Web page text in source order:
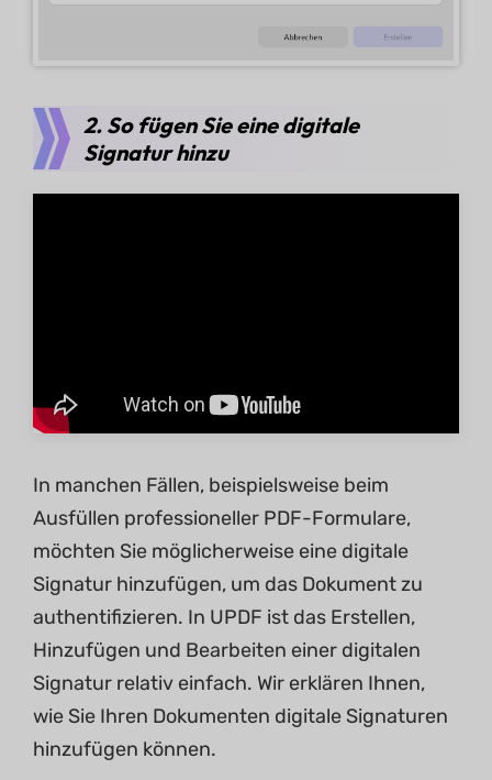
2. So fügen Sie eine digitale
Signatur hinzu
In manchen Fällen, beispielsweise beim
Ausfüllen professioneller PDF-Formulare,
möchten Sie möglicherweise eine digitale
Signatur hinzufügen, um das Dokument zu
authentifizieren. In UPDF ist das Erstellen,
Hinzufügen und Bearbeiten einer digitalen
Signatur relativ einfach. Wir erklären Ihnen,
wie Sie Ihren Dokumenten digitale Signaturen
hinzufügen können.